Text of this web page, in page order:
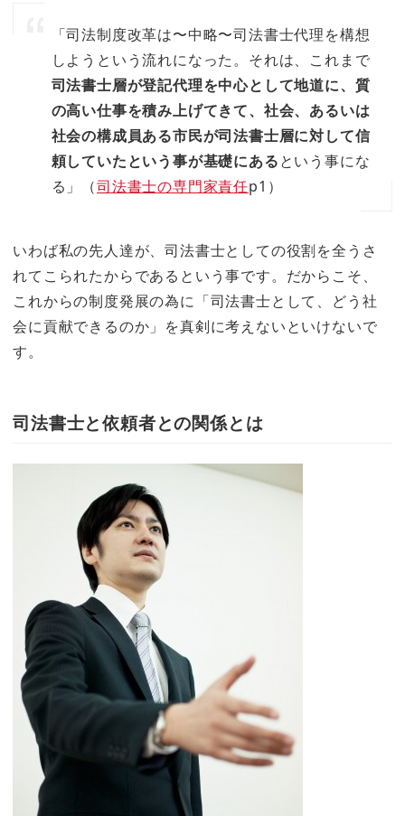
「司法制度改革は〜中略〜司法書士代理を構想
しようという流れになった。それは、これまで
司法書士層が登記代理を中心として地道に、質
の高い仕事を積み上げてきて、社会、あるいは
社会の構成員ある市民が司法書士層に対して信
頼していたという事が基礎にあるという事にな
る」（司法書士の専門家責任p1）
いわば私の先人達が、司法書士としての役割を全うさ
れてこられたからであるという事です。だからこそ、
これからの制度発展の為に「司法書士として、どう社
会に貢献できるのか」を真剣に考えないといけないで
す。
司法書士と依頼者との関係とは